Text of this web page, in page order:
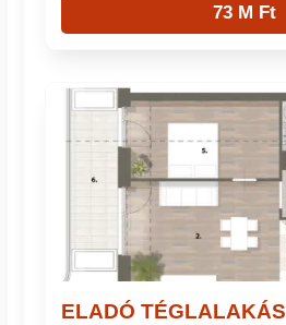
73 M Ft
ELADÓ TÉGLALAKÁS